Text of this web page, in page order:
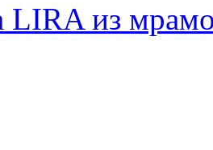
LIRA из